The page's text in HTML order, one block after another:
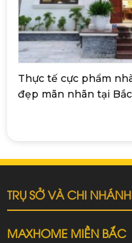
Thực tế cực phẩm
đẹp mãn nhãn tại
TRỤ SỞ VÀ CHI NHÁNH
MAXHOME MIỀN BẮC